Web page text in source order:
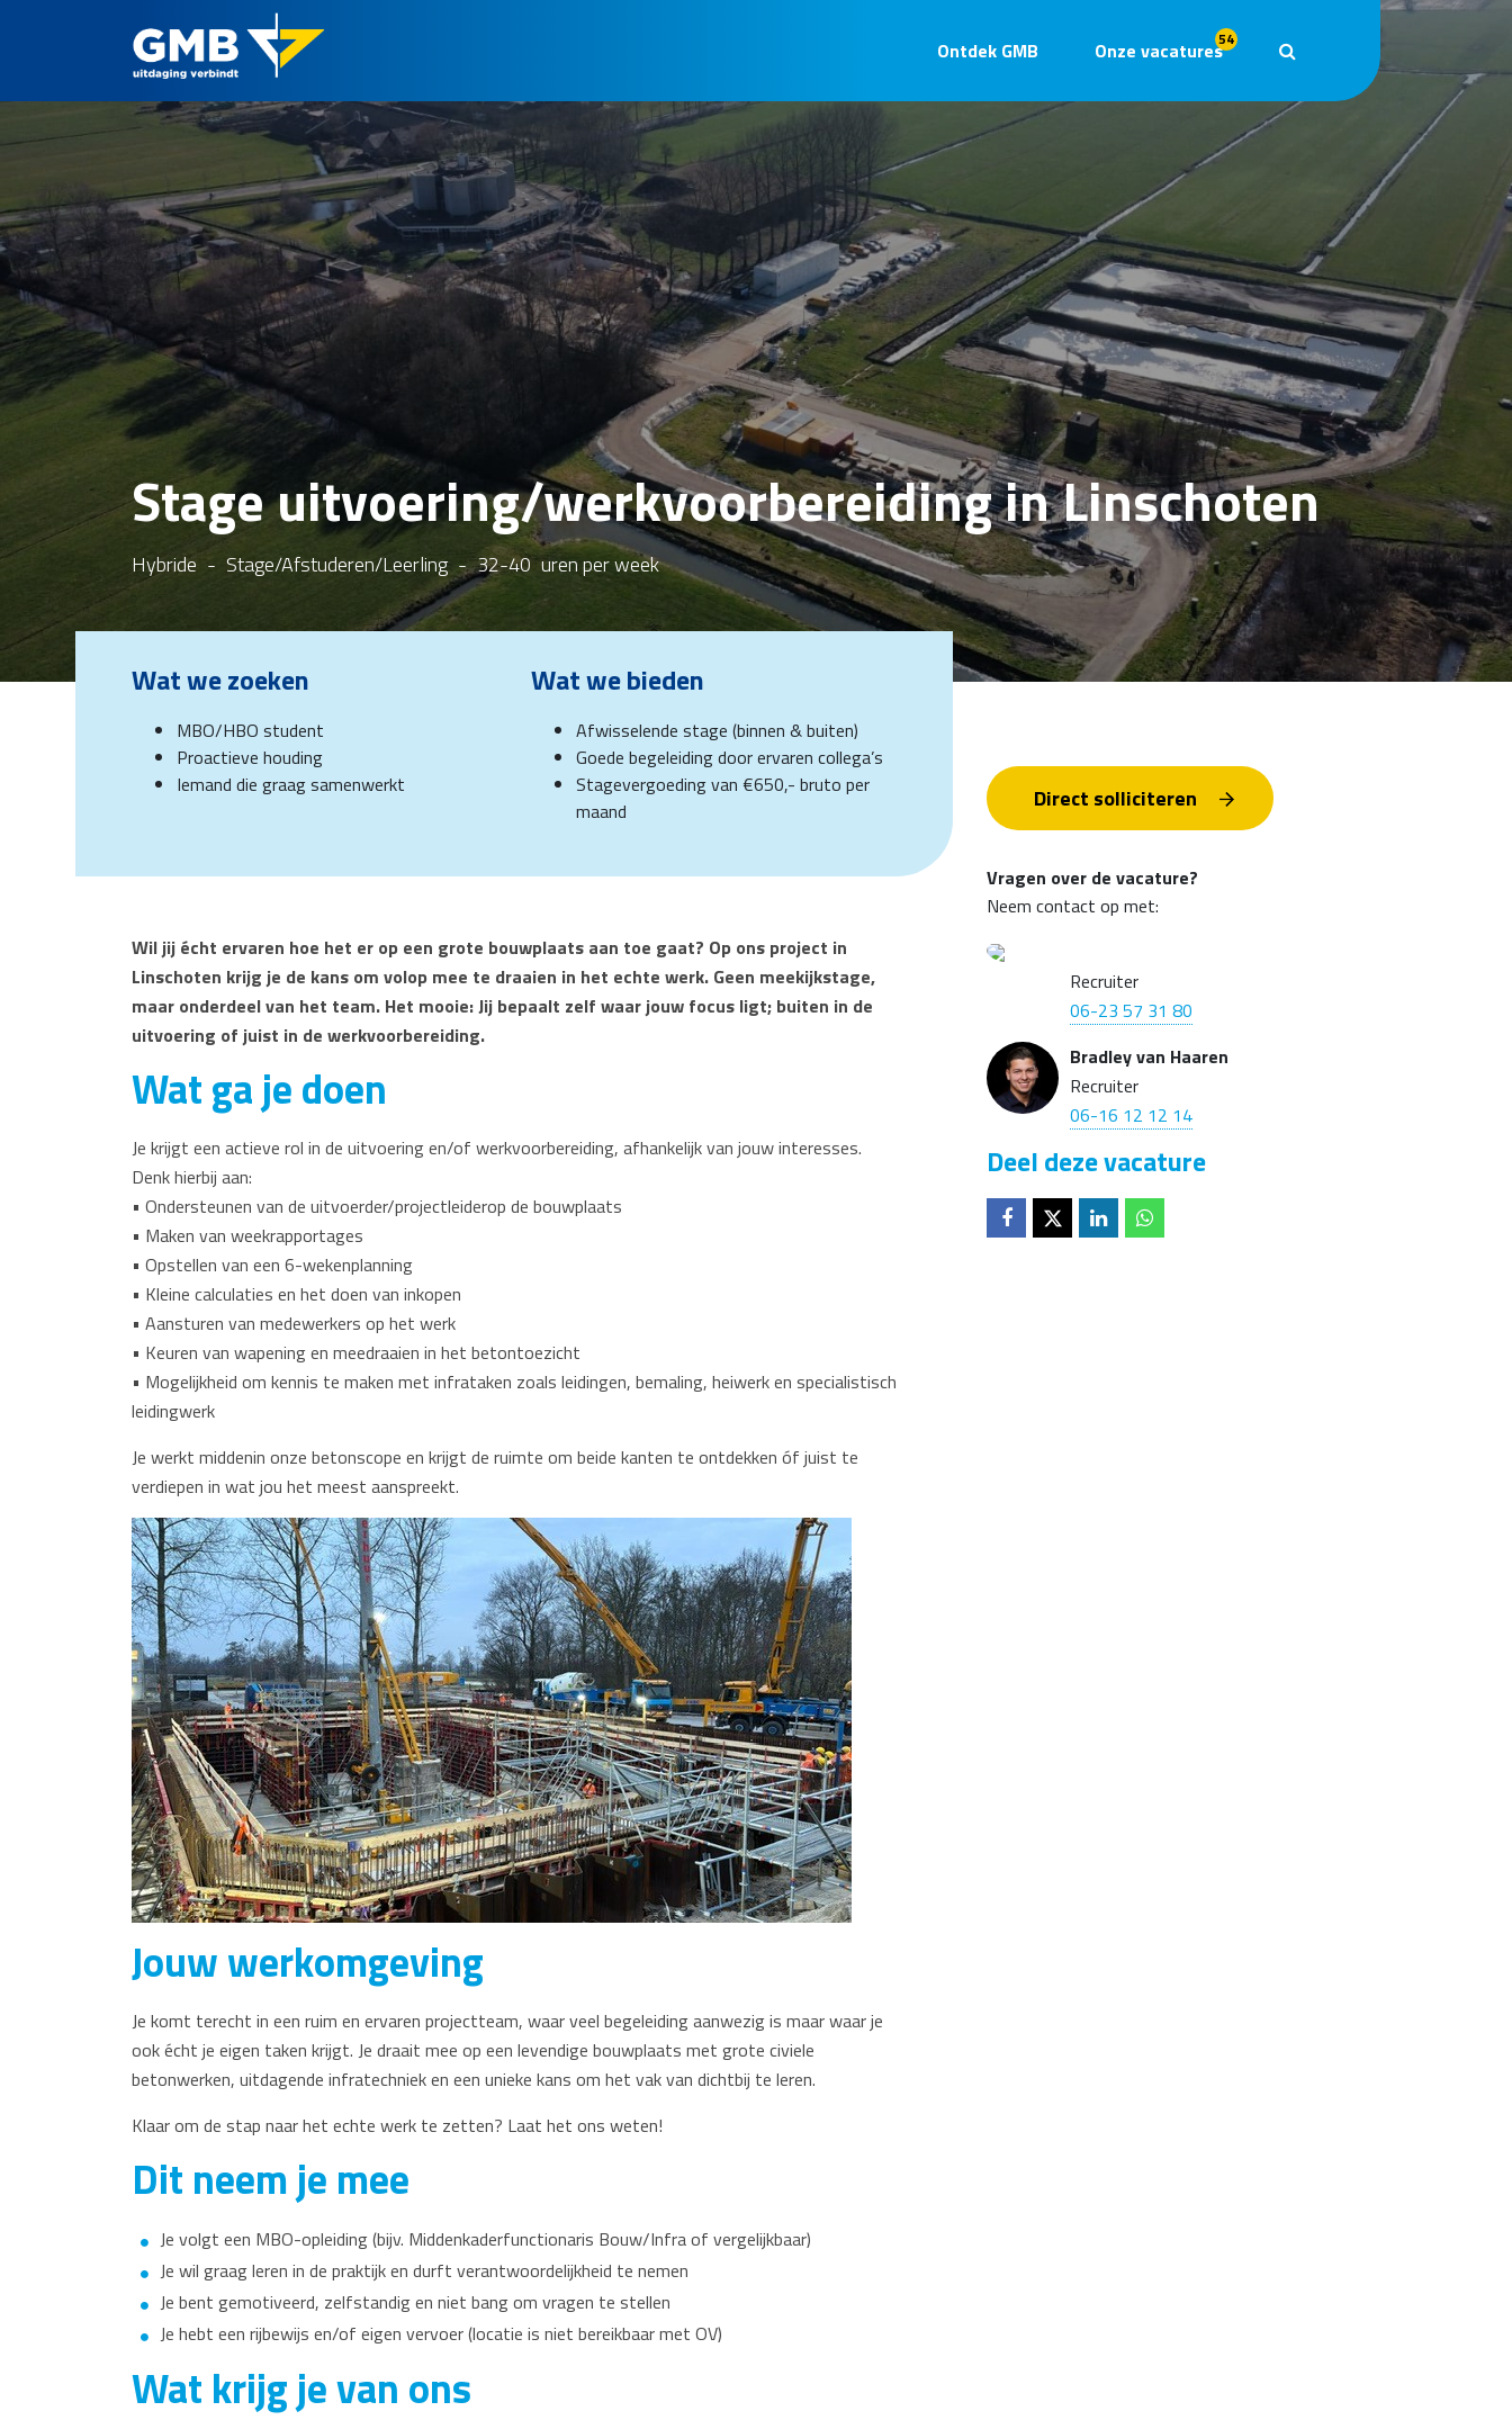
Ontdek GMB Onze vacatures54
Stage uitvoering/werkvoorbereiding in Linschoten
Hybride - Stage/Afstuderen/Leerling -32-40 uren per week
Wil jij écht ervaren hoe het er op een grote bouwplaats aan toe gaat? Op ons project in
Linschoten krijg je de kans om volop mee te draaien in het echte werk. Geen meekijkstage,
maar onderdeel van het team. Het mooie: Jij bepaalt zelf waar jouw focus ligt; buiten in de
uitvoering of juist in de werkvoorbereiding.
Wat ga je doen
Je krijgt een actieve rol in de uitvoering en/of werkvoorbereiding, afhankelijk van jouw interesses.
Denk hierbij aan:
• Ondersteunen van de uitvoerder/projectleiderop de bouwplaats
• Maken van weekrapportages
• Opstellen van een 6-wekenplanning
• Kleine calculaties en het doen van inkopen
• Aansturen van medewerkers op het werk
• Keuren van wapening en meedraaien in het betontoezicht
• Mogelijkheid om kennis te maken met infrataken zoals leidingen, bemaling, heiwerk en specialistisch
leidingwerk
Je werkt middenin onze betonscope en krijgt de ruimte om beide kanten te ontdekken óf juist te
verdiepen in wat jou het meest aanspreekt.
Jouw werkomgeving
Je komt terecht in een ruim en ervaren projectteam, waar veel begeleiding aanwezig is maar waar je
ook écht je eigen taken krijgt. Je draait mee op een levendige bouwplaats met grote civiele
betonwerken, uitdagende infratechniek en een unieke kans om het vak van dichtbij te leren.
Klaar om de stap naar het echte werk te zetten? Laat het ons weten!
Dit neem je mee
Je volgt een MBO-opleiding (bijv. Middenkaderfunctionaris Bouw/Infra of vergelijkbaar)
Je wil graag leren in de praktijk en durft verantwoordelijkheid te nemen
Je bent gemotiveerd, zelfstandig en niet bang om vragen te stellen
Je hebt een rijbewijs en/of eigen vervoer (locatie is niet bereikbaar met OV)
Wat krijg je van ons
Wat we zoeken
MBO/HBO student
Proactieve houding
Iemand die graag samenwerkt
Wat we bieden
Afwisselende stage (binnen & buiten)
Goede begeleiding door ervaren collega’s
Stagevergoeding van €650,- bruto per
maand
Direct solliciteren
Vragen over de vacature?
Neem contact op met:
Recruiter
06-23 57 31 80
Bradley van Haaren
Recruiter
06-16 12 12 14
Deel deze vacature
Deel op Deel op Deel op Deel op